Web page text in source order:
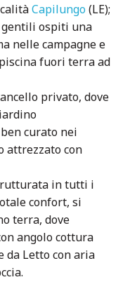
Capilungo(LE);
ospiti una
nelle campagne e
fuori terra ad
privato, dove
curato nei
attrezzato con
in tutti i
confort, si
terra, dove
angolo cottura
da Letto con aria